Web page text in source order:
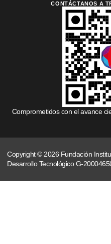
CONTÁCTANOS A
Comprometidos con el avance
Copyright © 2026 Fundación
Desarrollo Tecnológico G-